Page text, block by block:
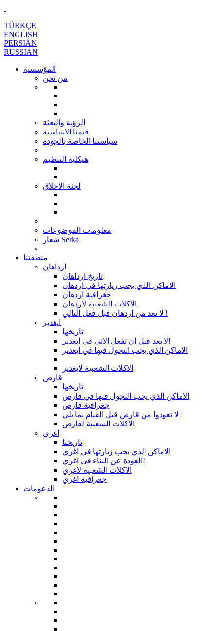
TÜRKÇE
ENGLISH
PERSIAN
RUSSIAN
المؤسسية
من نحن
الرؤية والبعثة
قيمنا الاساسية
سياستنا الخاصة بالجودة
هيكلية التنظيم
لجنة الاخلاق
معلومات الموضوعات
شعار Serka
منطقتنا
ارداهان
تاريخ ارداهان
الاماكن الذي يجب زيارتها في اردهان
جغرافية اردهان
الاكلات الشعبية لاردهان
لا تعد من اردهان قبل فعل التالي !
ايغدير
تاريخها
لا تعد قبل ان تفعل الاتي في ايغدير!
الاماكن الذي يجب التجول فيها في ايغدير
الاكلات الشعبية لايغدير
قارص
تاريخها
الاماكن الذي يجب التجول فيها في قارص
جغرافية قارص
لا تعودوا من قارص قبل القيام بما يلي !
الاكلات الشعبية لقارص
اغري
تاريخنا
الاماكن الذي يجب زيارتها في اغري
العودة عن البناء في اغري!
الاكلات الشعبية لاغري
جغرافية اغري
الدعومات